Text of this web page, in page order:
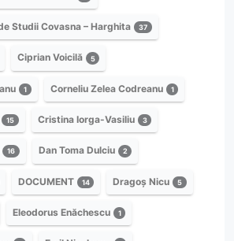
Studii Covasna – Harghita 37
Ciprian Voicilă 5
1 Corneliu Zelea Codreanu 1
15 Cristina Iorga-Vasiliu 3
16 Dan Toma Dulciu 2
DOCUMENT 14 Dragoș Nicu 5
Eleodorus Enăchescu 1